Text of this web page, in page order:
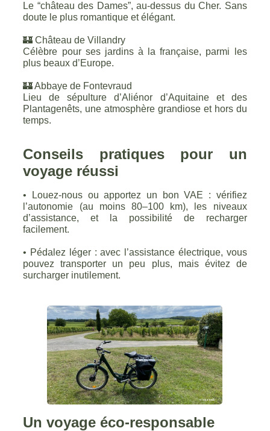
Le “château des Dames”, au-dessus du Cher. Sans
doute le plus romantique et élégant.
🏰 Château de Villandry
Célèbre pour ses jardins à la française, parmi les
plus beaux d’Europe.
🏰 Abbaye de Fontevraud
Lieu de sépulture d’Aliénor d’Aquitaine et des
Plantagenêts, une atmosphère grandiose et hors du
temps.
Conseils pratiques pour un
voyage réussi
• Louez-nous ou apportez un bon VAE : vérifiez
l’autonomie (au moins 80–100 km), les niveaux
d’assistance, et la possibilité de recharger
facilement.
• Pédalez léger : avec l’assistance électrique, vous
pouvez transporter un peu plus, mais évitez de
surcharger inutilement.
Un voyage éco-responsable